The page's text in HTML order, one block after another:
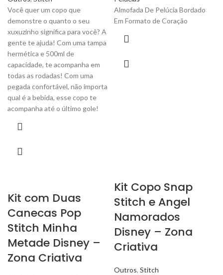
Você quer um copo que
demonstre o quanto o seu
xuxuzinho significa para você? A
gente te ajuda! Com uma tampa
hermética e 500ml de
capacidade, te acompanha em
todas as rodadas! Com uma
pegada confortável, não importa
qual é a bebida, esse copo te
acompanha até o último gole!
Almofada De Pelúcia Bordado
Em Formato de Coração
Kit com Duas
Canecas Pop
Stitch Minha
Metade Disney –
Zona Criativa
Kit Copo Snap
Stitch e Angel
Namorados
Disney – Zona
Criativa
Outros, Stitch